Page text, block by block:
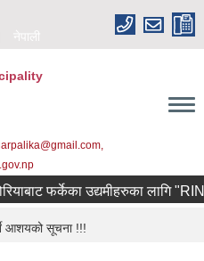
नेपाली
फर्केका उद्यमीहरुका लागि
आशयको सूचना !!!